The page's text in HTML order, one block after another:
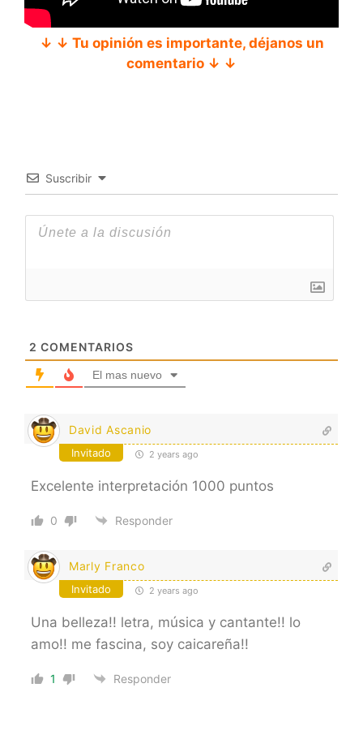
↓ ↓ Tu opinión es importante, déjanos un
comentario ↓ ↓
Suscribir
2 COMENTARIOS
El mas nuevo
David Ascanio
Invitado 2 years ago
Excelente interpretación 1000 puntos
0 Responder
Marly Franco
Invitado 2 years ago
Una belleza!! letra, música y cantante!! lo
amo!! me fascina, soy caicareña!!
1 Responder